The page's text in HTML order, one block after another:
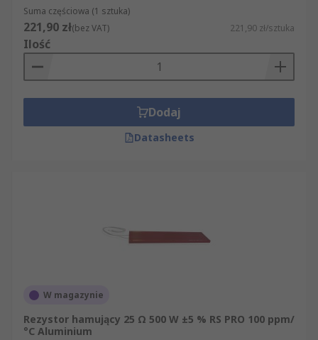
Suma częściowa (1 sztuka)
221,90 zł(bez VAT) 221,90 zł/sztuka
Ilość
Dodaj
Datasheets
W magazynie
Rezystor hamujący 25 Ω 500 W ±5 % RS PRO 100 ppm/
°C Aluminium